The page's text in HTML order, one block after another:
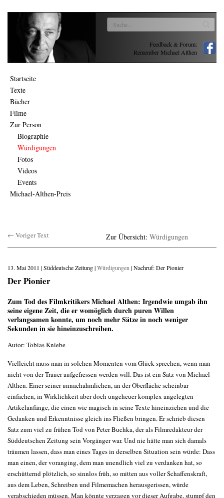
Feedback & Forum:
Remember Michael Althen
Startseite
Texte
Bücher
Filme
Zur Person
Biographie
Würdigungen
Fotos
Videos
Events
Michael-Althen-Preis
← Voriger Text Zur Übersicht: Würdigungen
13. Mai 2011 | Süddeutsche Zeitung |Würdigungen | Nachruf: Der Pionier
Der Pionier
Zum Tod des Filmkritikers Michael Althen: Irgendwie umgab ihn
seine eigene Zeit, die er womöglich durch puren Willen
verlangsamen konnte, um noch mehr Sätze in noch weniger
Sekunden in sie hineinzuschreiben.
Autor: Tobias Kniebe
Vielleicht muss man in solchen Momenten vom Glück sprechen, wenn man
nicht von der Trauer aufgefressen werden will. Das ist ein Satz von Michael
Althen. Einer seiner unnachahmlichen, an der Oberfläche scheinbar
einfachen, in Wirklichkeit aber doch ungeheuer komplex angelegten
Artikelanfänge, die einen wie magisch in seine Texte hineinziehen und die
Gedanken und Erkenntnisse gleich ins Fließen bringen. Er schrieb diesen
Satz zum viel zu frühen Tod von Peter Buchka, der als Filmredakteur der
Süddeutschen Zeitung sein Vorgänger war. Und nie hätte man sich damals
träumen lassen, dass man eines Tages in derselben Situation sein würde: Dass
man einen, der voranging, dem man unendlich viel zu verdanken hat, so
erschütternd plötzlich, so sinnlos früh, so mitten aus voller Schaffenskraft,
aus dem Leben, Schreiben und Filmemachen herausgerissen, würde
verabschieden müssen. Man könnte verzagen vor dieser Aufgabe, stumpf den